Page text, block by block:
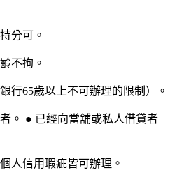
分可。
不拘。
行65歲以上不可辦理的限制）。
。 ● 已經向當舖或私人借貸者
人信用瑕疵皆可辦理。